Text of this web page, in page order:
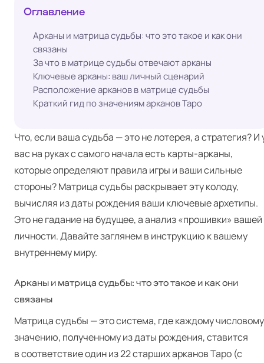
Оглавление
Арканы и матрица судьбы: что это такое и как они
связаны
За что в матрице судьбы отвечают арканы
Ключевые арканы: ваш личный сценарий
Расположение арканов в матрице судьбы
Краткий гид по значениям арканов Таро
Что, если ваша судьба — это не лотерея, а стратегия? И
вас на руках с самого начала есть карты-арканы,
которые определяют правила игры и ваши сильные
стороны? Матрица судьбы раскрывает эту колоду,
вычисляя из даты рождения ваши ключевые архетипы.
Это не гадание на будущее, а анализ «прошивки» вашей
личности. Давайте заглянем в инструкцию к вашему
внутреннему миру.
Арканы и матрица судьбы: что это такое и как они
связаны
Матрица судьбы — это система, где каждому числовому
значению, полученному из даты рождения, ставится
в соответствие один из 22 старших арканов Таро (с